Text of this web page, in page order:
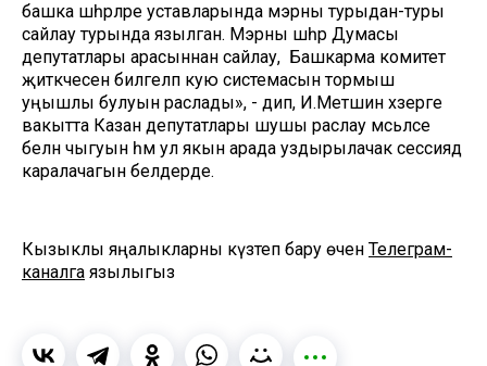
башка шәһәрләре уставларында мэрны турыдан-туры
сайлау турында язылган. Мэрны шәһәр Думасы
депутатлары арасыннан сайлау, ә Башкарма комитет
җитәкчесен билгеләп кую системасын тормыш
уңышлы булуын раслады», - дип, И.Метшин хәзерге
вакытта Казан депутатлары шушы раслау мәсьәләсе
белән чыгуын һәм ул якын арада уздырылачак сессиядә
каралачагын белдерде.
Кызыклы яңалыкларны күзәтеп бару өчен Телеграм-
каналга язылыгыз